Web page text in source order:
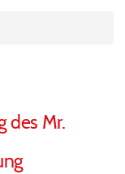
des Mr.